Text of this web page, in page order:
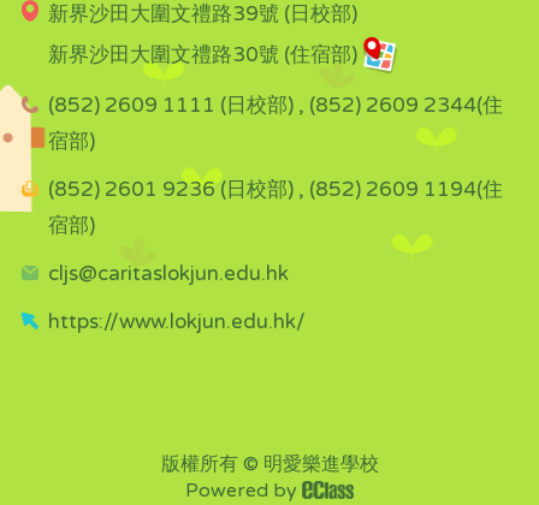
新界沙田大圍文禮路39號 (日校部)
新界沙田大圍文禮路30號 (住宿部)
(852) 2609 1111 (日校部) , (852) 2609 2344(住
宿部)
(852) 2601 9236 (日校部) , (852) 2609 1194(住
宿部)
cljs@caritaslokjun.edu.hk
https://www.lokjun.edu.hk/
版權所有 © 明愛樂進學校
Powered by